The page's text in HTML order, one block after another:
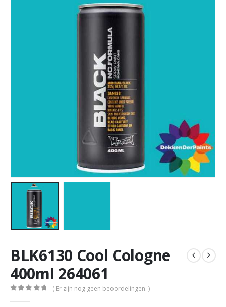
BLK6130 Cool Cologne
400ml 264061
( Er zijn nog geen beoordelingen. )